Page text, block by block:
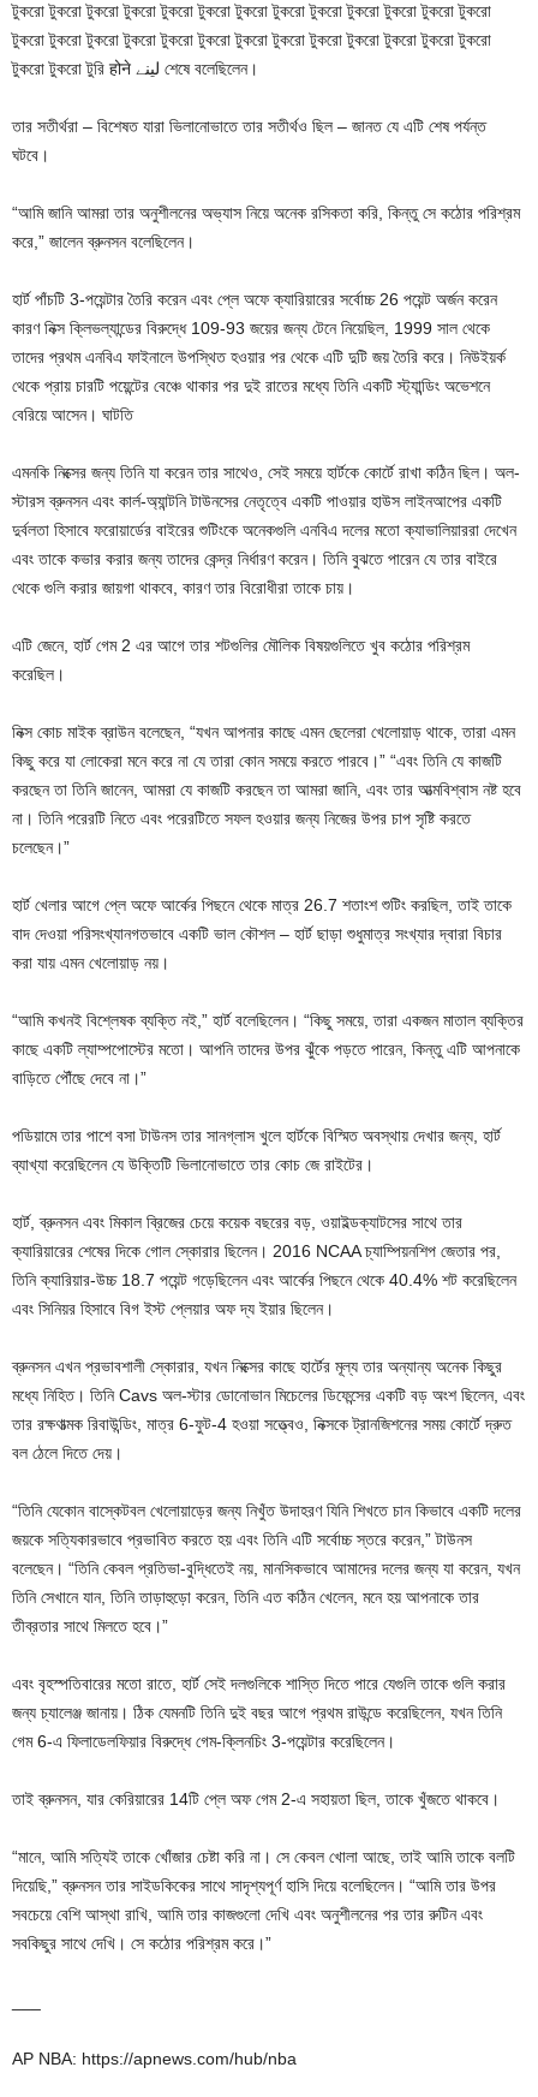
টুকরো টুকরো টুকরো টুকরো টুকরো টুকরো টুকরো টুকরো টুকরো টুকরো টুকরো টুকরো টুকরো
টুকরো টুকরো টুকরো টুকরো টুকরো টুকরো টুকরো টুকরো টুকরো টুকরো টুকরো টুকরো টুকরো
টুকরো টুকরো টুরি होने لینے শেষে বলেছিলেন।
তার সতীর্থরা – বিশেষত যারা ভিলানোভাতে তার সতীর্থও ছিল – জানত যে এটি শেষ পর্যন্ত
ঘটবে।
“আমি জানি আমরা তার অনুশীলনের অভ্যাস নিয়ে অনেক রসিকতা করি, কিন্তু সে কঠোর পরিশ্রম
করে,” জালেন ব্রুনসন বলেছিলেন।
হার্ট পাঁচটি 3-পয়েন্টার তৈরি করেন এবং প্লে অফে ক্যারিয়ারের সর্বোচ্চ 26 পয়েন্ট অর্জন করেন
কারণ নিক্স ক্লিভল্যান্ডের বিরুদ্ধে 109-93 জয়ের জন্য টেনে নিয়েছিল, 1999 সাল থেকে
তাদের প্রথম এনবিএ ফাইনালে উপস্থিত হওয়ার পর থেকে এটি দুটি জয় তৈরি করে। নিউইয়র্ক
থেকে প্রায় চারটি পয়েন্টের বেঞ্চে থাকার পর দুই রাতের মধ্যে তিনি একটি স্ট্যান্ডিং অভেশনে
বেরিয়ে আসেন। ঘাটতি
এমনকি নিক্সের জন্য তিনি যা করেন তার সাথেও, সেই সময়ে হার্টকে কোর্টে রাখা কঠিন ছিল। অল-
স্টারস ব্রুনসন এবং কার্ল-অ্যান্টনি টাউনসের নেতৃত্বে একটি পাওয়ার হাউস লাইনআপের একটি
দুর্বলতা হিসাবে ফরোয়ার্ডের বাইরের শুটিংকে অনেকগুলি এনবিএ দলের মতো ক্যাভালিয়াররা দেখেন
এবং তাকে কভার করার জন্য তাদের কেন্দ্র নির্ধারণ করেন। তিনি বুঝতে পারেন যে তার বাইরে
থেকে গুলি করার জায়গা থাকবে, কারণ তার বিরোধীরা তাকে চায়।
এটি জেনে, হার্ট গেম 2 এর আগে তার শটগুলির মৌলিক বিষয়গুলিতে খুব কঠোর পরিশ্রম
করেছিল।
নিক্স কোচ মাইক ব্রাউন বলেছেন, “যখন আপনার কাছে এমন ছেলেরা খেলোয়াড় থাকে, তারা এমন
কিছু করে যা লোকেরা মনে করে না যে তারা কোন সময়ে করতে পারবে।” “এবং তিনি যে কাজটি
করছেন তা তিনি জানেন, আমরা যে কাজটি করছেন তা আমরা জানি, এবং তার আত্মবিশ্বাস নষ্ট হবে
না। তিনি পরেরটি নিতে এবং পরেরটিতে সফল হওয়ার জন্য নিজের উপর চাপ সৃষ্টি করতে
চলেছেন।”
হার্ট খেলার আগে প্লে অফে আর্কের পিছনে থেকে মাত্র 26.7 শতাংশ শুটিং করছিল, তাই তাকে
বাদ দেওয়া পরিসংখ্যানগতভাবে একটি ভাল কৌশল – হার্ট ছাড়া শুধুমাত্র সংখ্যার দ্বারা বিচার
করা যায় এমন খেলোয়াড় নয়।
“আমি কখনই বিশ্লেষক ব্যক্তি নই,” হার্ট বলেছিলেন। “কিছু সময়ে, তারা একজন মাতাল ব্যক্তির
কাছে একটি ল্যাম্পপোস্টের মতো। আপনি তাদের উপর ঝুঁকে পড়তে পারেন, কিন্তু এটি আপনাকে
বাড়িতে পৌঁছে দেবে না।”
পডিয়ামে তার পাশে বসা টাউনস তার সানগ্লাস খুলে হার্টকে বিস্মিত অবস্থায় দেখার জন্য, হার্ট
ব্যাখ্যা করেছিলেন যে উক্তিটি ভিলানোভাতে তার কোচ জে রাইটের।
হার্ট, ব্রুনসন এবং মিকাল ব্রিজের চেয়ে কয়েক বছরের বড়, ওয়াইল্ডক্যাটসের সাথে তার
ক্যারিয়ারের শেষের দিকে গোল স্কোরার ছিলেন। 2016 NCAA চ্যাম্পিয়নশিপ জেতার পর,
তিনি ক্যারিয়ার-উচ্চ 18.7 পয়েন্ট গড়েছিলেন এবং আর্কের পিছনে থেকে 40.4% শট করেছিলেন
এবং সিনিয়র হিসাবে বিগ ইস্ট প্লেয়ার অফ দ্য ইয়ার ছিলেন।
ব্রুনসন এখন প্রভাবশালী স্কোরার, যখন নিক্সের কাছে হার্টের মূল্য তার অন্যান্য অনেক কিছুর
মধ্যে নিহিত। তিনি Cavs অল-স্টার ডোনোভান মিচেলের ডিফেন্সের একটি বড় অংশ ছিলেন, এবং
তার রক্ষণাত্মক রিবাউন্ডিং, মাত্র 6-ফুট-4 হওয়া সত্ত্বেও, নিক্সকে ট্রানজিশনের সময় কোর্টে দ্রুত
বল ঠেলে দিতে দেয়।
“তিনি যেকোন বাস্কেটবল খেলোয়াড়ের জন্য নিখুঁত উদাহরণ যিনি শিখতে চান কিভাবে একটি দলের
জয়কে সত্যিকারভাবে প্রভাবিত করতে হয় এবং তিনি এটি সর্বোচ্চ স্তরে করেন,” টাউনস
বলেছেন। “তিনি কেবল প্রতিভা-বুদ্ধিতেই নয়, মানসিকভাবে আমাদের দলের জন্য যা করেন, যখন
তিনি সেখানে যান, তিনি তাড়াহুড়ো করেন, তিনি এত কঠিন খেলেন, মনে হয় আপনাকে তার
তীব্রতার সাথে মিলতে হবে।”
এবং বৃহস্পতিবারের মতো রাতে, হার্ট সেই দলগুলিকে শাস্তি দিতে পারে যেগুলি তাকে গুলি করার
জন্য চ্যালেঞ্জ জানায়। ঠিক যেমনটি তিনি দুই বছর আগে প্রথম রাউন্ডে করেছিলেন, যখন তিনি
গেম 6-এ ফিলাডেলফিয়ার বিরুদ্ধে গেম-ক্লিনচিং 3-পয়েন্টার করেছিলেন।
তাই ব্রুনসন, যার কেরিয়ারের 14টি প্লে অফ গেম 2-এ সহায়তা ছিল, তাকে খুঁজতে থাকবে।
“মানে, আমি সত্যিই তাকে খোঁজার চেষ্টা করি না। সে কেবল খোলা আছে, তাই আমি তাকে বলটি
দিয়েছি,” ব্রুনসন তার সাইডকিকের সাথে সাদৃশ্যপূর্ণ হাসি দিয়ে বলেছিলেন। “আমি তার উপর
সবচেয়ে বেশি আস্থা রাখি, আমি তার কাজগুলো দেখি এবং অনুশীলনের পর তার রুটিন এবং
সবকিছুর সাথে দেখি। সে কঠোর পরিশ্রম করে।”
AP NBA: https://apnews.com/hub/nba